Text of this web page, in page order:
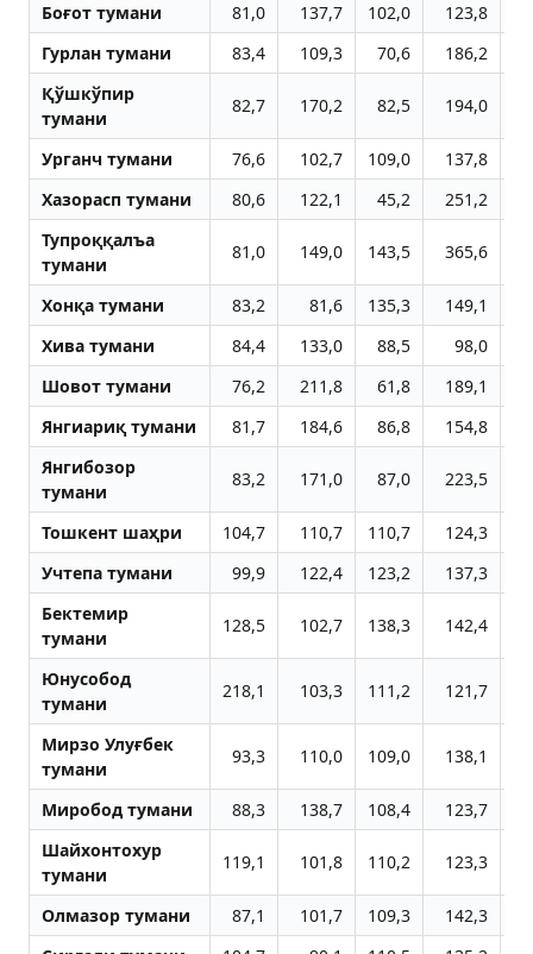
Боғот тумани
81,0 137,7 102,0 123,8
Гурлан тумани
83,4 109,3 70,6 186,2
Қўшкўпир
тумани
82,7 170,2 82,5 194,0
Урганч тумани 76,6 102,7 109,0 137,8
Хазорасп тумани
80,6 122,1 45,2 251,2
Тупроққалъа
тумани
81,0 149,0 143,5 365,6
Хонқа тумани 83,2 81,6 135,3 149,1
Хива тумани
84,4 133,0 88,5 98,0
Шовот тумани
76,2 211,8 61,8 189,1
Янгиариқ тумани
81,7 184,6 86,8 154,8
Янгибозор
тумани
83,2 171,0 87,0 223,5
Тошкент шаҳри 104,7 110,7 110,7 124,3
Учтепа тумани
99,9 122,4 123,2 137,3
Бектемир
тумани
128,5 102,7 138,3 142,4
Юнусобод
тумани
218,1 103,3 111,2 121,7
Мирзо Улуғбек
тумани
93,3 110,0 109,0 138,1
Миробод тумани 88,3 138,7 108,4 123,7
Шайхонтохур
тумани
119,1 101,8 110,2 123,3
Олмазор тумани 87,1 101,7 109,3 142,3